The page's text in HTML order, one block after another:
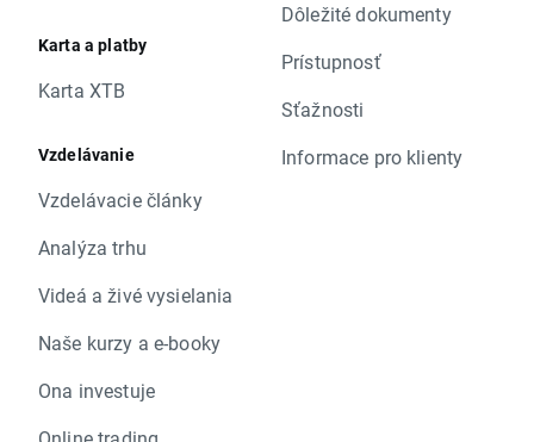
Karta a platby
Karta XTB
Vzdelávanie
Vzdelávacie články
Analýza trhu
Videá a živé vysielania
Naše kurzy a e-booky
Ona investuje
Dôležité dokumenty
Prístupnosť
Sťažnosti
Informace pro klienty